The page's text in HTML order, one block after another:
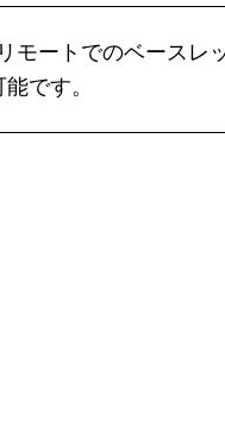
ートでのベースレ
です。